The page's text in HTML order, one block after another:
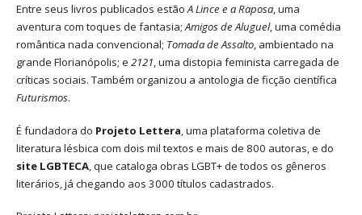
Entre seus livros publicados estãoA Lince e a Raposa, uma
aventura com toques de fantasia;Amigos de Aluguel, uma comédia
romântica nada convencional; Tomada de Assalto, ambientado na
grande Florianópolis; e 2121, uma distopia feminista carregada de
críticas sociais. Também organizou a antologia de ficção científica
Futurismos.
É fundadora do Projeto Lettera , uma plataforma coletiva de
literatura lésbica com dois mil textos e mais de 800 autoras, e do
site LGBTECA , que cataloga obras LGBT+ de todos os gêneros
literários, já chegando aos 3000 títulos cadastrados.